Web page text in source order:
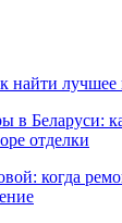
найти
в Беларуси:
отделки
когда